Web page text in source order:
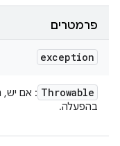
פרמטרים
exception
Throwable : אם יש,
בהפעלה.